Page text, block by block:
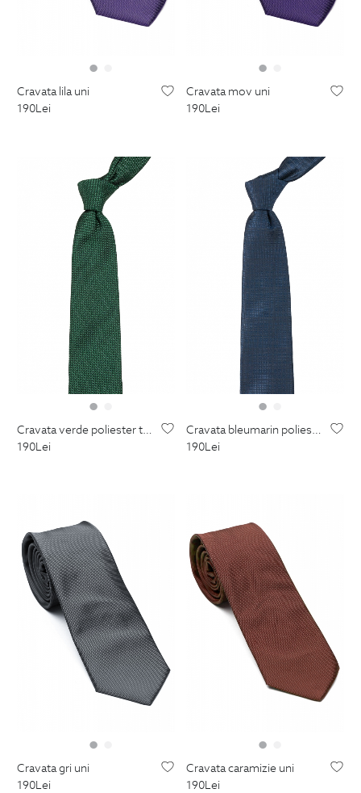
cravata lila uni
190Lei
cravata mov uni
190Lei
cravata verde poliester tesut
190Lei
cravata bleumarin poliester tesut
190Lei
cravata gri uni
190Lei
cravata caramizie uni
190Lei